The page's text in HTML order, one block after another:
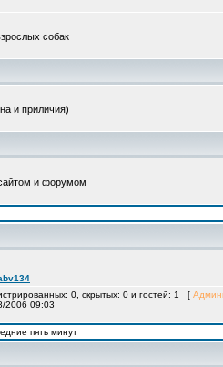
собак
и приличия)
и форумом
0, скрытых: 0 и гостей: 1 [
2006 09:03
пять минут